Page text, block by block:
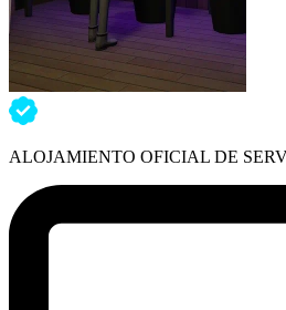
ALOJAMIENTO OFICIAL DE